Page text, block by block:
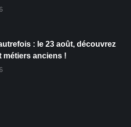
: le 23 août, découvrez
métiers anciens !